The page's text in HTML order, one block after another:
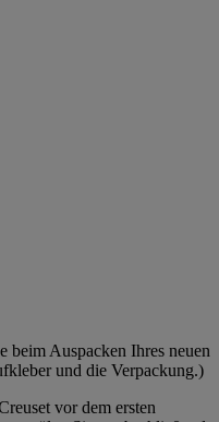
beim Auspacken Ihres neuen
und die Verpackung.)
vor dem ersten